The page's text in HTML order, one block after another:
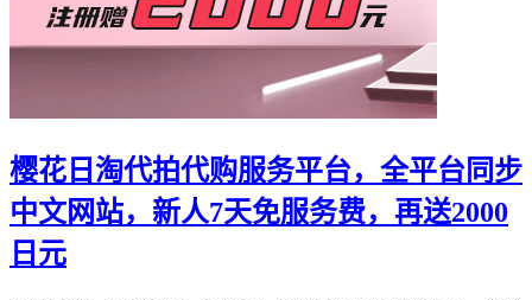
樱花日淘代拍代购服务平台，全平台同步
中文网站，新人7天免服务费，再送2000
日元